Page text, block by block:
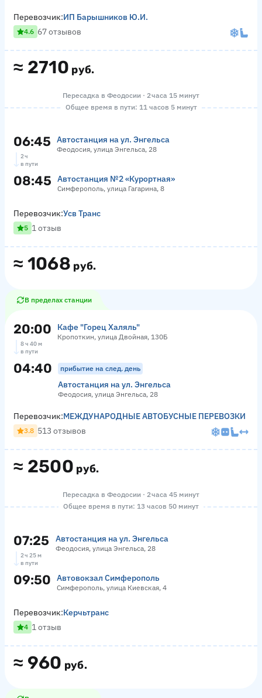
≈ 2710 руб.
Перевозчик:ИП Барышников Ю.И.
4.6 67 отзывов
Пересадка в Феодосии · 2 часа 15 минут
Общее время в пути: 11 часов 5 минут
06:45 Автостанция на ул. Энгельса
Феодосия, улица Энгельса, 28
2 ч
в пути
08:45 Автостанция №2 «Курортная»
Симферополь, улица Гагарина, 8
≈ 1068 руб.
Перевозчик:Усв Транс
5 1 отзыв
В пределах станции
20:00 Кафе "Горец Халяль"
Кропоткин, улица Двойная, 130Б
8 ч 40 м
в пути
04:40 прибытие на след. день
Автостанция на ул. Энгельса
Феодосия, улица Энгельса, 28
≈ 2500 руб.
Перевозчик:МЕЖДУНАРОДНЫЕ АВТОБУСНЫЕ ПЕРЕВОЗКИ
3.8 513 отзывов
Пересадка в Феодосии · 2 часа 45 минут
Общее время в пути: 13 часов 50 минут
07:25 Автостанция на ул. Энгельса
Феодосия, улица Энгельса, 28
2 ч 25 м
в пути
09:50 Автовокзал Симферополь
Симферополь, улица Киевская, 4
≈ 960 руб.
Перевозчик:Керчьтранс
4 1 отзыв